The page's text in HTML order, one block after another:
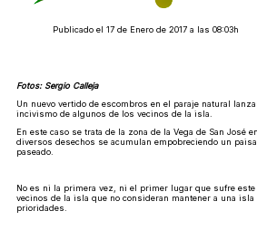
Publicado el 17 de Enero de 2017 a las 08:03h
Fotos: Sergio Calleja
Un nuevo vertido de escombros en el paraje natural
incivismo de algunos de los vecinos de la isla.
En este caso se trata de la zona de la Vega de San José
diversos desechos se acumulan empobreciendo un
paseado.
No es ni la primera vez, ni el primer lugar que sufre
vecinos de la isla que no consideran mantener a una isla
prioridades.